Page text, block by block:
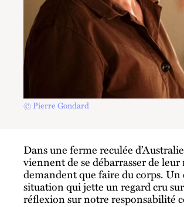
© Pierre Gondard
Dans une ferme reculée
viennent de se débarrasser de
demandent que faire du corps.
situation qui jette un regard cru
réflexion sur notre responsabilité